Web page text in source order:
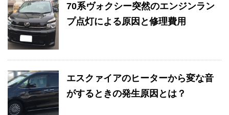
70系ヴォクシー突然のエンジンラン
プ点灯による原因と修理費用
エスクァイアのヒーターから変な音
がするときの発生原因とは？